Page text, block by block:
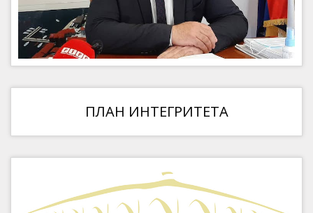
ПЛАН ИНТЕГРИТЕТА